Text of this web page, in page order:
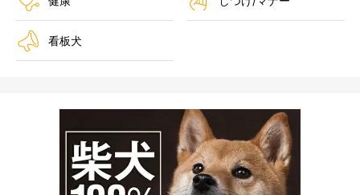
看板犬